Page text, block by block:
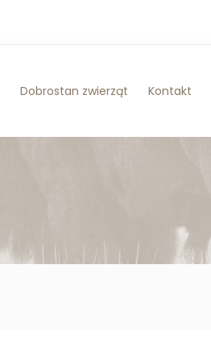
Dobrostan zwierząt Kontakt